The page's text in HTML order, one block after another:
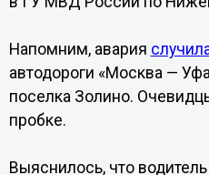
Напомним, авария
автодороги «Москва —
поселка Золино.
пробке.
Выяснилось, что